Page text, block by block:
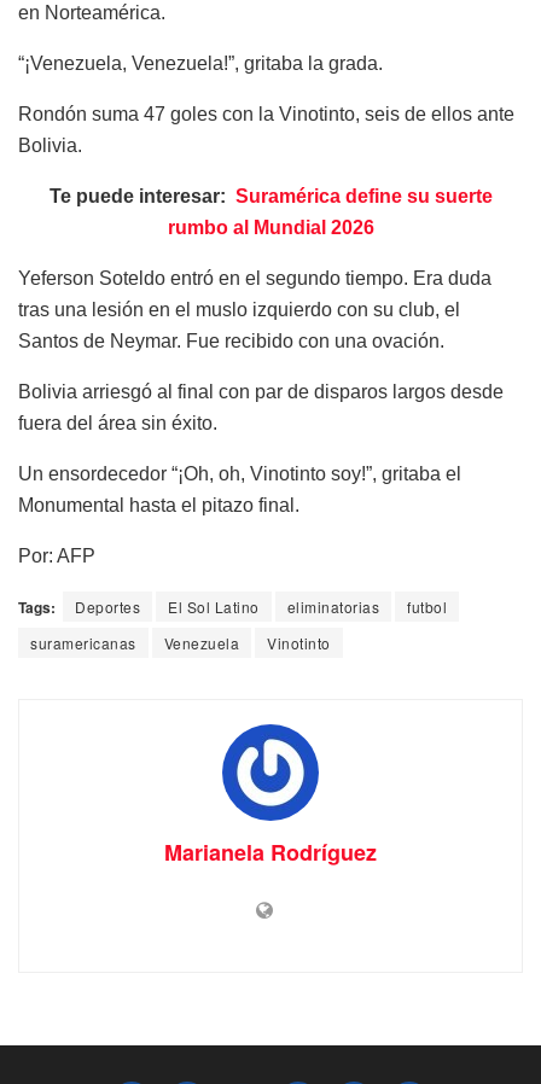
en Norteamérica.
“¡Venezuela, Venezuela!”, gritaba la grada.
Rondón suma 47 goles con la Vinotinto, seis de ellos ante
Bolivia.
Te puede interesar: Suramérica define su suerte
rumbo al Mundial 2026
Yeferson Soteldo entró en el segundo tiempo. Era duda
tras una lesión en el muslo izquierdo con su club, el
Santos de Neymar. Fue recibido con una ovación.
Bolivia arriesgó al final con par de disparos largos desde
fuera del área sin éxito.
Un ensordecedor “¡Oh, oh, Vinotinto soy!”, gritaba el
Monumental hasta el pitazo final.
Por: AFP
Tags: Deportes El Sol Latino eliminatorias
futbol
suramericanas
Venezuela Vinotinto
Marianela Rodríguez